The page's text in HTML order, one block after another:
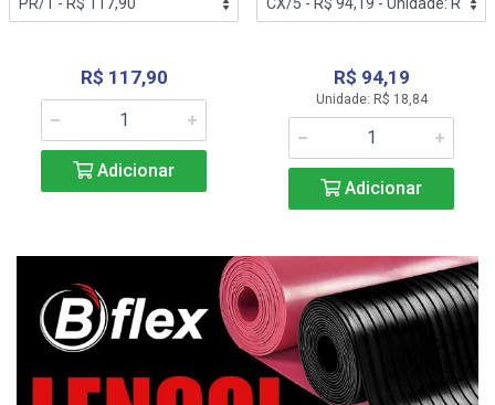
R$ 117,90
Adicionar
R$ 94,19
Unidade: R$ 18,84
Adicionar